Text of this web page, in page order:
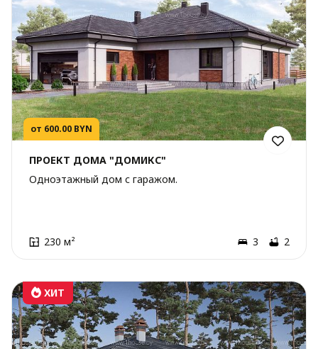
от 600.00 BYN
ПРОЕКТ ДОМА "ДОМИКС"
Одноэтажный дом с гаражом.
230 м² 3 2
ХИТ